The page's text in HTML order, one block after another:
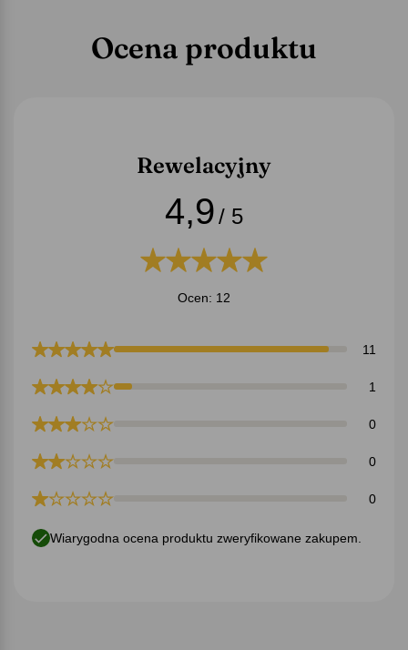
Ocena produktu
Rewelacyjny
4,9/ 5
Ocen: 12
11
1
0
0
0
Wiarygodna ocena produktu zweryfikowane zakupem.